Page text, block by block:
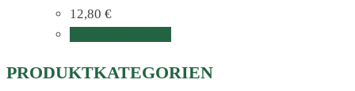
12,80 €
PRODUKTKATEGORIEN